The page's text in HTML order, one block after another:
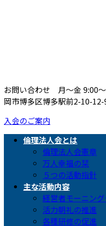
お問い合わせ 月〜金 9:00
岡市博多区博多駅前2-10-
入会のご案内
倫理法人会とは
倫理法人会憲章
万人幸福の栞
５つの活動指針
主な活動内容
経営者モーニン
活力朝礼の推進
各種研修の促進